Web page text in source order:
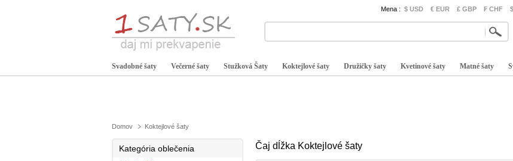
Mena : $ USD € EUR £ GBP ₣ CHF
Svadobné šaty Večerné šaty Stužková Šaty Koktejlové šaty Družičky šaty Kvetinové šaty Matné šaty
Domov Koktejlové šaty
Kategória oblečenia Čaj dĺžka Koktejlové šaty